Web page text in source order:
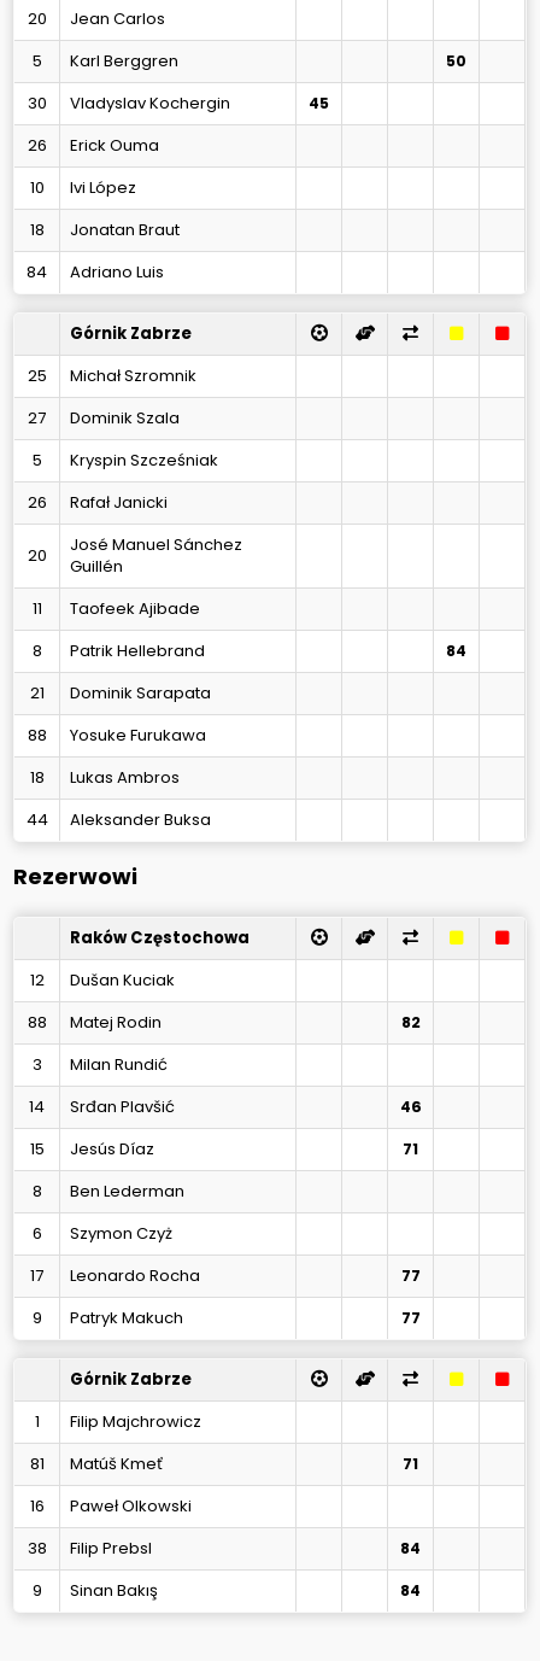
20
Jean Carlos
5
Karl Berggren 50
30 Vladyslav Kochergin 45
26
Erick Ouma
10
Ivi López
18
Jonatan Braut
84
Adriano Luis
Górnik Zabrze
25
Michał Szromnik
27
Dominik Szala
5
Kryspin Szcześniak
26
Rafał Janicki
20
José Manuel Sánchez
Guillén
11
Taofeek Ajibade
8
Patrik Hellebrand 84
21
Dominik Sarapata
88
Yosuke Furukawa
18
Lukas Ambros
44
Aleksander Buksa
Rezerwowi
Raków Częstochowa
12
Dušan Kuciak
88
Matej Rodin 82
3
Milan Rundić
14
Srđan Plavšić 46
15 Jesús Díaz 71
8
Ben Lederman
6
Szymon Czyż
17
Leonardo Rocha 77
9 Patryk Makuch 77
Górnik Zabrze
1
Filip Majchrowicz
81
Matúš Kmeť 71
16
Paweł Olkowski
38
Filip Prebsl 84
9 Sinan Bakış 84